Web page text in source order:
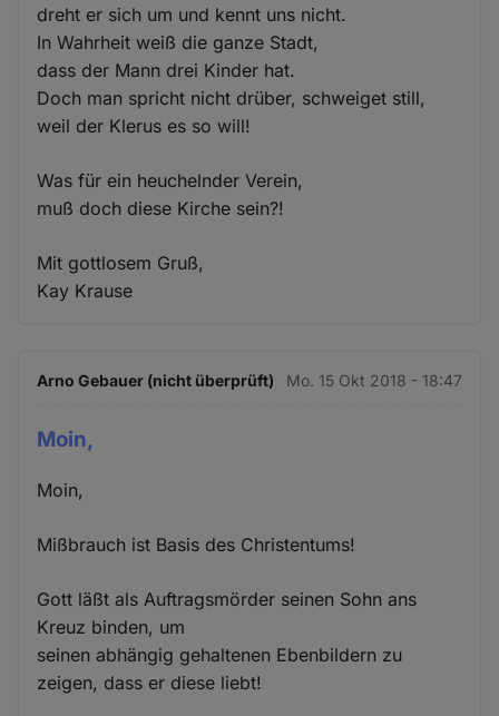
dreht er sich um und kennt uns nicht.
In Wahrheit weiß die ganze Stadt,
dass der Mann drei Kinder hat.
Doch man spricht nicht drüber, schweiget still,
weil der Klerus es so will!
Was für ein heuchelnder Verein,
muß doch diese Kirche sein?!
Mit gottlosem Gruß,
Kay Krause
Arno Gebauer (nicht überprüft) Mo. 15 Okt 2018 - 18:47
Moin,
Moin,
Mißbrauch ist Basis des Christentums!
Gott läßt als Auftragsmörder seinen Sohn ans
Kreuz binden, um
seinen abhängig gehaltenen Ebenbildern zu
zeigen, dass er diese liebt!